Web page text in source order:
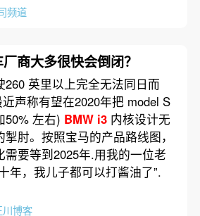
频道
商大多很快会倒闭？
260 英里以上完全无法同日而
声称有望在2020年把 model S
50% 左右) BMW i3内核设计无
肘。按照宝马的产品路线图，
需要等到2025年.用我的一位老
年，我儿子都可以打酱油了”.
川博客